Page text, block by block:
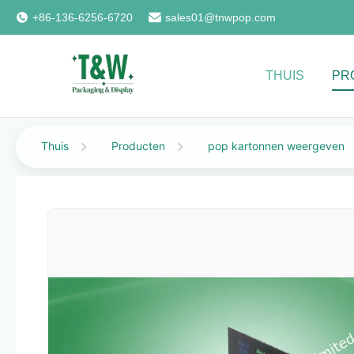
+86-136-6256-6720 sales01@tnwpop.com
THUIS
Thuis Producten pop kartonnen weergeven